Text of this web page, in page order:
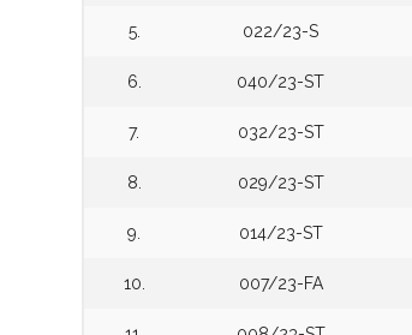
5. 022/23-S
6. 040/23-ST
7. 032/23-ST
8. 029/23-ST
9. 014/23-ST
10. 007/23-FA